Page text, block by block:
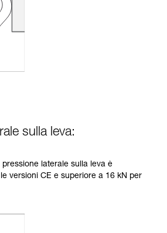
sulla leva:
laterale sulla leva è
versioni CE e superiore a 16 kN per